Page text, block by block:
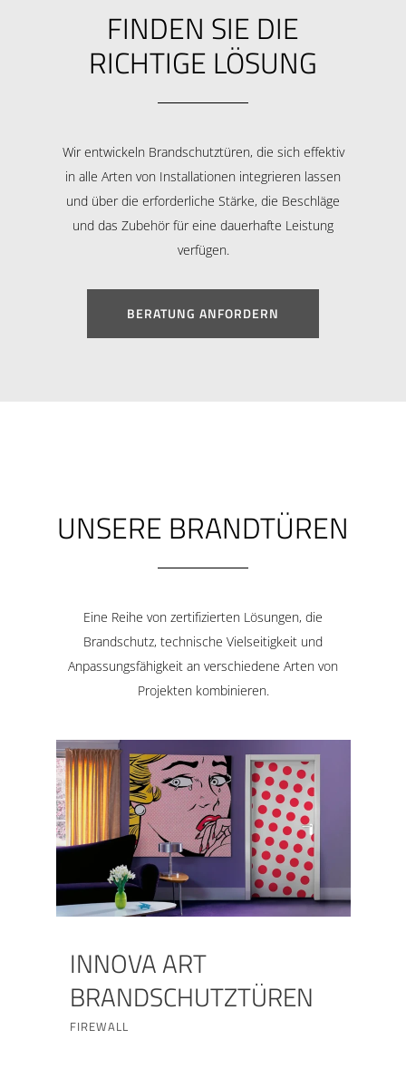
FINDEN SIE DIE
RICHTIGE LÖSUNG
Wir entwickeln Brandschutztüren, die sich effektiv
in alle Arten von Installationen integrieren lassen
und über die erforderliche Stärke, die Beschläge
und das Zubehör für eine dauerhafte Leistung
verfügen.
BERATUNG ANFORDERN
UNSERE BRANDTÜREN
Eine Reihe von zertifizierten Lösungen, die
Brandschutz, technische Vielseitigkeit und
Anpassungsfähigkeit an verschiedene Arten von
Projekten kombinieren.
INNOVA ART
BRANDSCHUTZTÜREN
FIREWALL